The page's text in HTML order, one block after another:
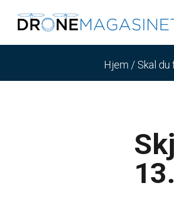
Hjem / Skal